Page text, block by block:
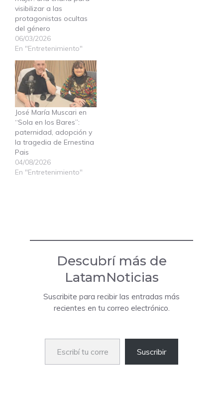
visibilizar a las
protagonistas ocultas
del género
06/03/2026
En "Entretenimiento"
José María Muscari en
“Sola en los Bares”:
paternidad, adopción y
la tragedia de Ernestina
Pais
04/08/2026
En "Entretenimiento"
Descubrí más de
LatamNoticias
Suscribite para recibir las entradas más
recientes en tu correo electrónico.
Escribí tu correo electrónico…
Suscribir